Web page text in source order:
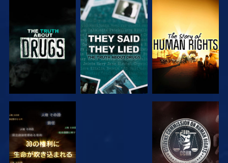
観る 観る
観る